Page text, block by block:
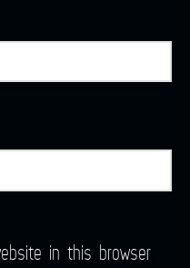
in this browser